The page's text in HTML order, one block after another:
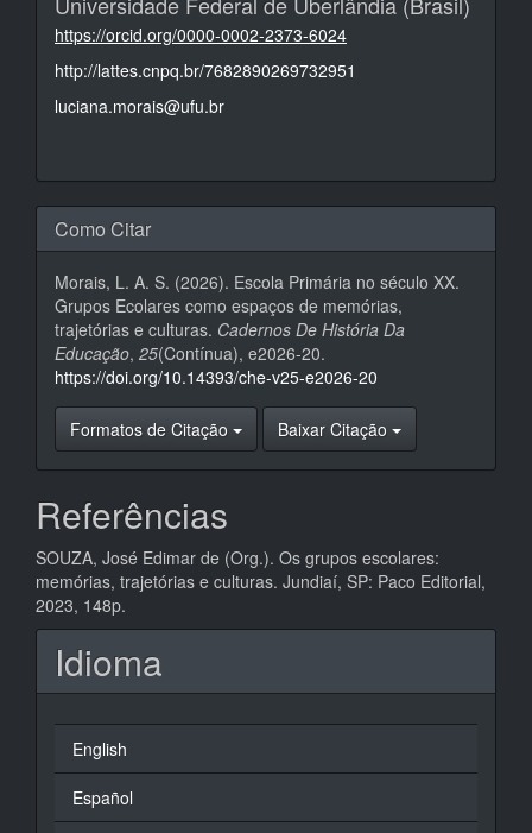
https://orcid.org/0000-0002-2373-6024
http://lattes.cnpq.br/7682890269732951
luciana.morais@ufu.br
Como Citar
Morais, L. A. S. (2026). Escola Primária no século XX.
Grupos Ecolares como espaços de memórias,
trajetórias e culturas. Cadernos De História Da
Educação, 25(Contínua), e2026-20.
https://doi.org/10.14393/che-v25-e2026-20
Formatos de Citação Baixar Citação
Referências
SOUZA, José Edimar de (Org.). Os grupos escolares:
memórias, trajetórias e culturas. Jundiaí, SP: Paco Editorial,
2023, 148p.
Idioma
English
Español